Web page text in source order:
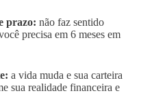
prazo: não faz sentido
precisa em 6 meses em
a vida muda e sua carteira
sua realidade financeira e